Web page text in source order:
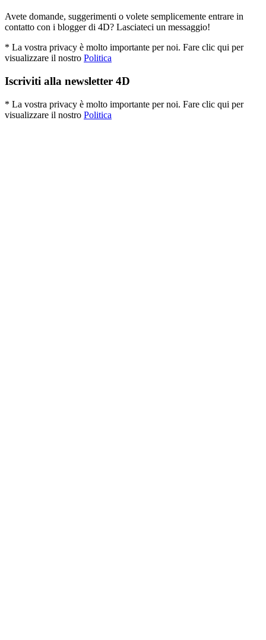
Avete domande, suggerimenti o volete semplicemente entrare in
contatto con i blogger di 4D? Lasciateci un messaggio!
* La vostra privacy è molto importante per noi. Fare clic qui per
visualizzare il nostro Politica
Iscriviti alla newsletter 4D
* La vostra privacy è molto importante per noi. Fare clic qui per
visualizzare il nostro Politica